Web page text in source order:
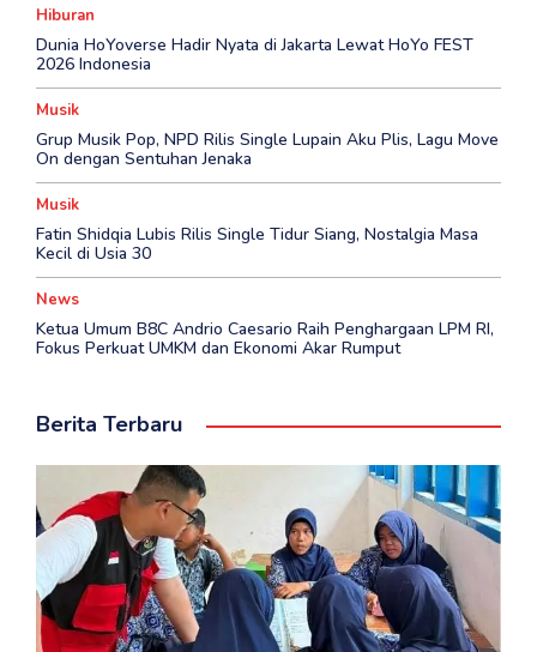
Hiburan
Dunia HoYoverse Hadir Nyata di Jakarta Lewat HoYo FEST
2026 Indonesia
Musik
Grup Musik Pop, NPD Rilis Single Lupain Aku Plis, Lagu Move
On dengan Sentuhan Jenaka
Musik
Fatin Shidqia Lubis Rilis Single Tidur Siang, Nostalgia Masa
Kecil di Usia 30
News
Ketua Umum B8C Andrio Caesario Raih Penghargaan LPM RI,
Fokus Perkuat UMKM dan Ekonomi Akar Rumput
Berita Terbaru